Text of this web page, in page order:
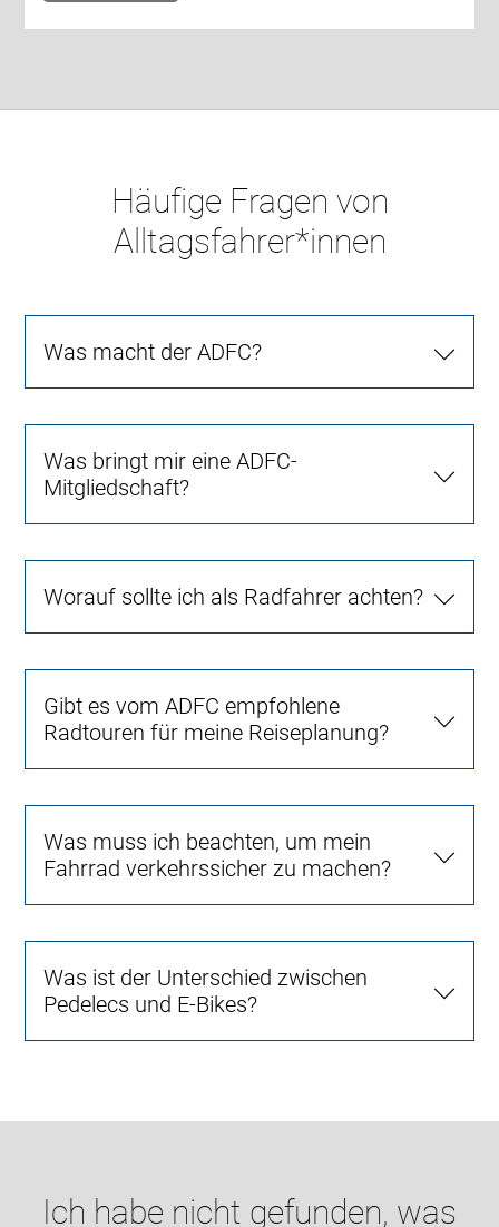
Häufige Fragen von
Alltagsfahrer*innen
Was macht der ADFC?
Was bringt mir eine ADFC-
Mitgliedschaft?
Worauf sollte ich als Radfahrer achten?
Gibt es vom ADFC empfohlene
Radtouren für meine Reiseplanung?
Was muss ich beachten, um mein
Fahrrad verkehrssicher zu machen?
Was ist der Unterschied zwischen
Pedelecs und E-Bikes?
Ich habe nicht gefunden, was